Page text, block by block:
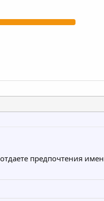
предпочтения